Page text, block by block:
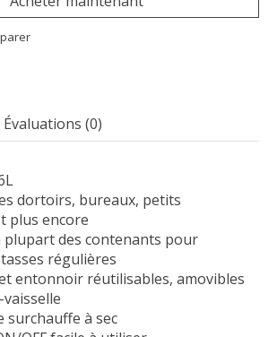
Évaluations (0)
dortoirs, bureaux, petits
plus encore
plupart des contenants pour
régulières
entonnoir réutilisables, amovibles
surchauffe à sec